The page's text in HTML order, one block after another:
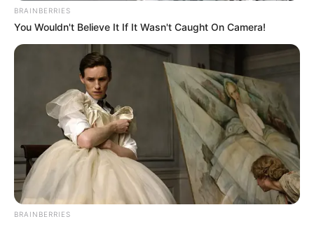
pode poupar nos mimos, não é mesmo? Que tal
dar um lugarzinho especial para que ele descanse
e que seja bonito e também confortável? Veja
essas ideias.
Casinha de cachorro com palete
BRAINBERRIES
You Wouldn't Believe It If It Wasn't Caught On Camera!
BRAINBERRIES